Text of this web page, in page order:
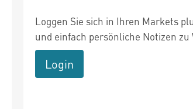
Loggen Sie sich in Ihren Markets
und einfach persönliche Notizen zu
Login